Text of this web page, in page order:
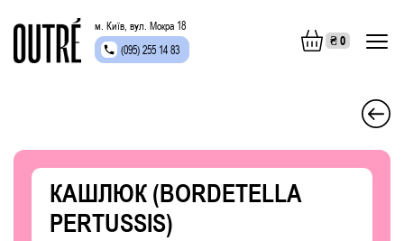
м. Київ, вул. Мокра 18
(095) 255 14 83
₴0
КАШЛЮК (BORDETELLA
PERTUSSIS)